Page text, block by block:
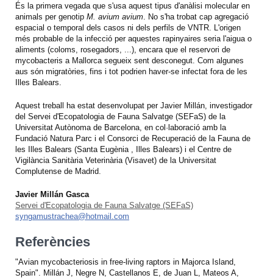
És la primera vegada que s'usa aquest tipus d'anàlisi molecular en
animals per genotip M. avium avium . No s'ha trobat cap agregació
espacial o temporal dels casos ni dels perfils de VNTR. L'origen
més probable de la infecció per aquestes rapinyaires seria l'aigua o
aliments (coloms, rosegadors, ...), encara que el reservori de
mycobacteris a Mallorca segueix sent desconegut. Com algunes
aus són migratòries, fins i tot podrien haver-se infectat fora de les
Illes Balears.
Aquest treball ha estat desenvolupat per Javier Millán, investigador
del Servei d'Ecopatologia de Fauna Salvatge (SEFaS) de la
Universitat Autònoma de Barcelona, en col·laboració amb la
Fundació Natura Parc i el Consorci de Recuperació de la Fauna de
les Illes Balears (Santa Eugènia , Illes Balears) i el Centre de
Vigilància Sanitària Veterinària (Visavet) de la Universitat
Complutense de Madrid.
Javier Millán Gasca
Servei d'Ecopatologia de Fauna Salvatge (SEFaS)
syngamustrachea@hotmail.com
Referències
"Avian mycobacteriosis in free-living raptors in Majorca Island,
Spain". Millán J, Negre N, Castellanos E, de Juan L, Mateos A,